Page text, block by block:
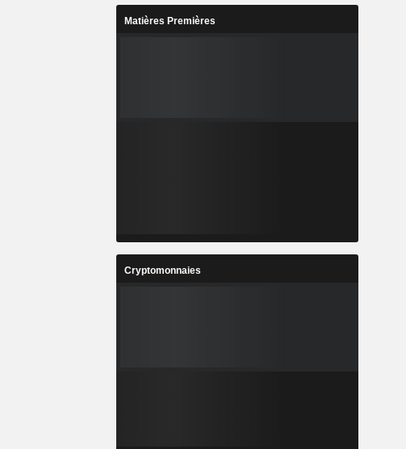
Matières Premières
Cryptomonnaies